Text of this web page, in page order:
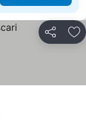
Compartir